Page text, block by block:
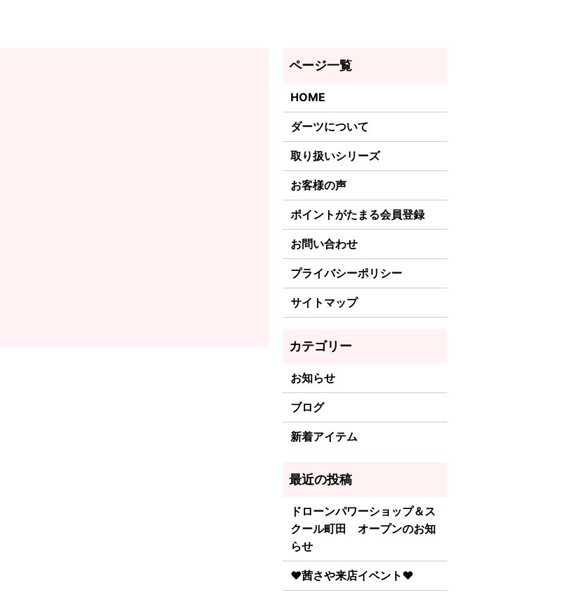
HOME
ダーツについて
取り扱いシリーズ
お客様の声
ポイントがたまる会員登録
お問い合わせ
プライバシーポリシー
サイトマップ
お知らせ
ブログ
新着アイテム
ドローンパワーショップ＆ス
クール町田 オープンのお知
らせ
♥茜さや来店イベント♥